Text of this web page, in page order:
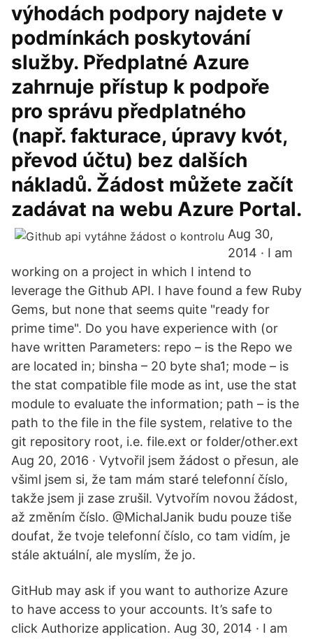
výhodách podpory najdete v
podmínkách poskytování
služby. Předplatné Azure
zahrnuje přístup k podpoře
pro správu předplatného
(např. fakturace, úpravy kvót,
převod účtu) bez dalších
nákladů. Žádost můžete začít
zadávat na webu Azure Portal.
Aug 30,
2014 · I am
working on a project in which I intend to
leverage the Github API. I have found a few Ruby
Gems, but none that seems quite "ready for
prime time". Do you have experience with (or
have written Parameters: repo – is the Repo we
are located in; binsha – 20 byte sha1; mode – is
the stat compatible file mode as int, use the stat
module to evaluate the information; path – is the
path to the file in the file system, relative to the
git repository root, i.e. file.ext or folder/other.ext
Aug 20, 2016 · Vytvořil jsem žádost o přesun, ale
všiml jsem si, že tam mám staré telefonní číslo,
takže jsem ji zase zrušil. Vytvořím novou žádost,
až změním číslo. @MichalJanik budu pouze tiše
doufat, že tvoje telefonní číslo, co tam vidím, je
stále aktuální, ale myslím, že jo.
GitHub may ask if you want to authorize Azure
to have access to your accounts. It’s safe to
click Authorize application. Aug 30, 2014 · I am